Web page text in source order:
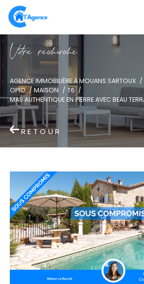
Vore recece
AGENCE IMMOBILIÈRE À MOUANS SARTOUX
OPIO
MAISON
T6
MAS AUTHENTIQUE EN PIERRE AVEC BEAU
RETOUR